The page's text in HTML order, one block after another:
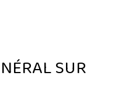
SUR